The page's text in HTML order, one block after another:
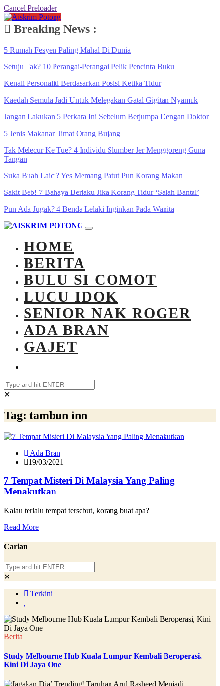
Cancel Preloader
Breaking News :
5 Rumah Fesyen Paling Mahal Di Dunia
Setuju Tak? 10 Perangai-Perangai Pelik Pencinta Buku
Kenali Personaliti Berdasarkan Posisi Ketika Tidur
Kaedah Semula Jadi Untuk Melegakan Gatal Gigitan Nyamuk
Jangan Lakukan 5 Perkara Ini Sebelum Berjumpa Dengan Doktor
5 Jenis Makanan Jimat Orang Bujang
Tak Melecur Ke Tue? 4 Individu Slumber Jer Menggoreng Guna
Tangan
Suka Buah Laici? Yes Memang Patut Pun Korang Makan
Sakit Beb! 7 Bahaya Berlaku Jika Korang Tidur ‘Salah Bantal’
Pun Ada Jugak? 4 Benda Lelaki Inginkan Pada Wanita
HOME
BERITA
BULU SI COMOT
LUCU IDOK
SENIOR NAK ROGER
ADA BRAN
GAJET
✕
Tag: tambun inn
Ada Bran
19/03/2021
7 Tempat Misteri Di Malaysia Yang Paling
Menakutkan
Kalau terlalu tempat tersebut, korang buat apa?
Read More
Carian
✕
Terkini
Berita
Study Melbourne Hub Kuala Lumpur Kembali Beroperasi,
Kini Di Jaya One